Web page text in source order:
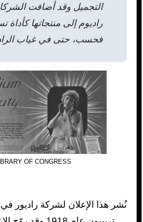
التجميل وقد أضافت
راديوم إلى منتجاتها كأداة
فحسب، حتى في غياب
OF CONGRESS
نُشر هذا الإعلان لشركة راديور